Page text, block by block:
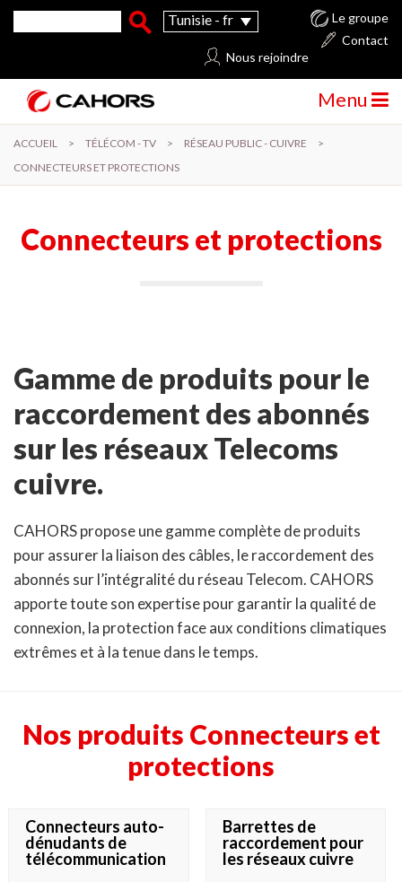
Aller au contenu principal
Formulaire de recherche
Rechercher
Tunisie - fr
Le groupe
Contact
Nous rejoindre
Menu
ACCUEIL > TÉLÉCOM - TV > RÉSEAU PUBLIC - CUIVRE
>
CONNECTEURS ET PROTECTIONS
Connecteurs et protections
Gamme de produits pour le
raccordement des abonnés
sur les réseaux Telecoms
cuivre.
CAHORS propose une gamme complète de produits
pour assurer la liaison des câbles, le raccordement des
abonnés sur l’intégralité du réseau Telecom. CAHORS
apporte toute son expertise pour garantir la qualité de
connexion, la protection face aux conditions climatiques
extrêmes et à la tenue dans le temps.
Nos produits Connecteurs et
protections
Connecteurs auto-
dénudants de
télécommunication
Barrettes de
raccordement pour
les réseaux cuivre